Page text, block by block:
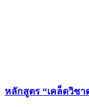
หลักสูตร “เคล็ดวิชา